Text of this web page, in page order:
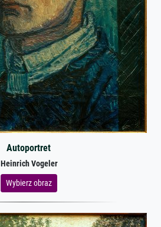
Autoportret
Heinrich Vogeler
Wybierz obraz